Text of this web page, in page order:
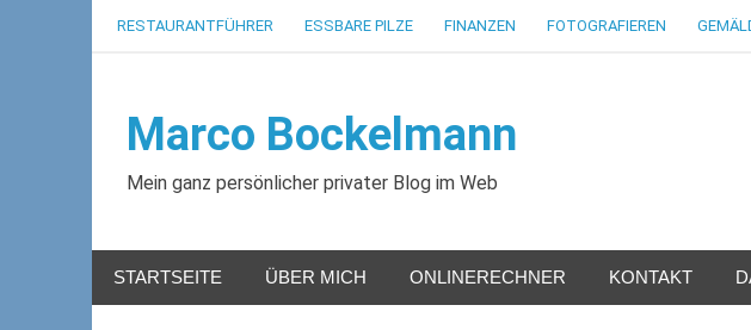
RESTAURANTFÜHRER ESSBARE PILZE FINANZEN FOTOGRAFIEREN
Marco Bockelmann
Mein ganz persönlicher privater Blog im Web
STARTSEITE ÜBER MICH ONLINERECHNER KONTAKT